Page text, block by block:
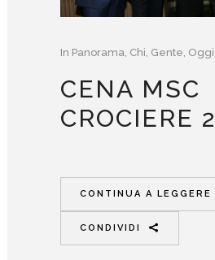
In Panorama, Chi, Gente, Oggi
CENA MSC
CROCIERE
CONTINUA A LEGGERE
CONDIVIDI